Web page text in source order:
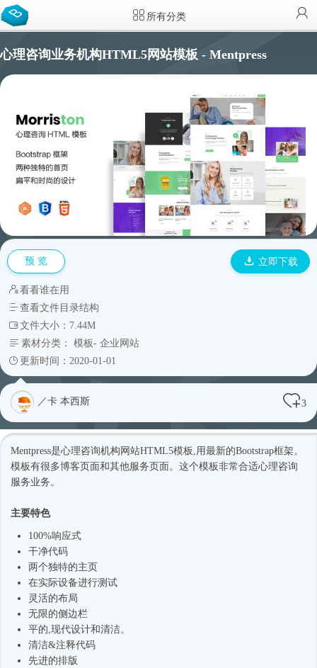
所有分类
心理咨询业务机构HTML5网站模板 - Mentpress
预 览 立即下载
看看谁在用
查看文件目录结构
文件大小：7.44M
素材分类： 模板- 企业网站
更新时间：2020-01-01
／卡 本西斯 3
Mentpress是心理咨询机构网站HTML5模板 ,用最新的Bootstrap框架 。
模板有很多博客页面和其他服务页面。这个模板非常合适心理咨询
服务业务。
主要特色
100%响应式
干净代码
两个独特的主页
在实际设备进行测试
灵活的布局
无限的侧边栏
平的,现代设计和清洁。
清洁&注释代码
先进的排版